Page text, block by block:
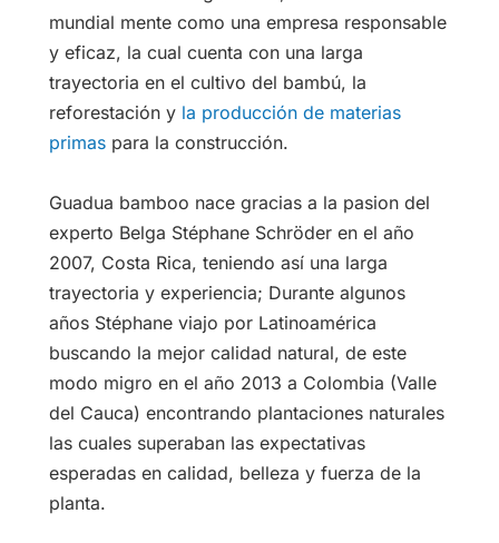
mundial mente como una empresa responsable
y eficaz, la cual cuenta con una larga
trayectoria en el cultivo del bambú, la
reforestación y la producción de materias
primas para la construcción.
Guadua bamboo nace gracias a la pasion del
experto Belga Stéphane Schröder en el año
2007, Costa Rica, teniendo así una larga
trayectoria y experiencia; Durante algunos
años Stéphane viajo por Latinoamérica
buscando la mejor calidad natural, de este
modo migro en el año 2013 a Colombia (Valle
del Cauca) encontrando plantaciones naturales
las cuales superaban las expectativas
esperadas en calidad, belleza y fuerza de la
planta.